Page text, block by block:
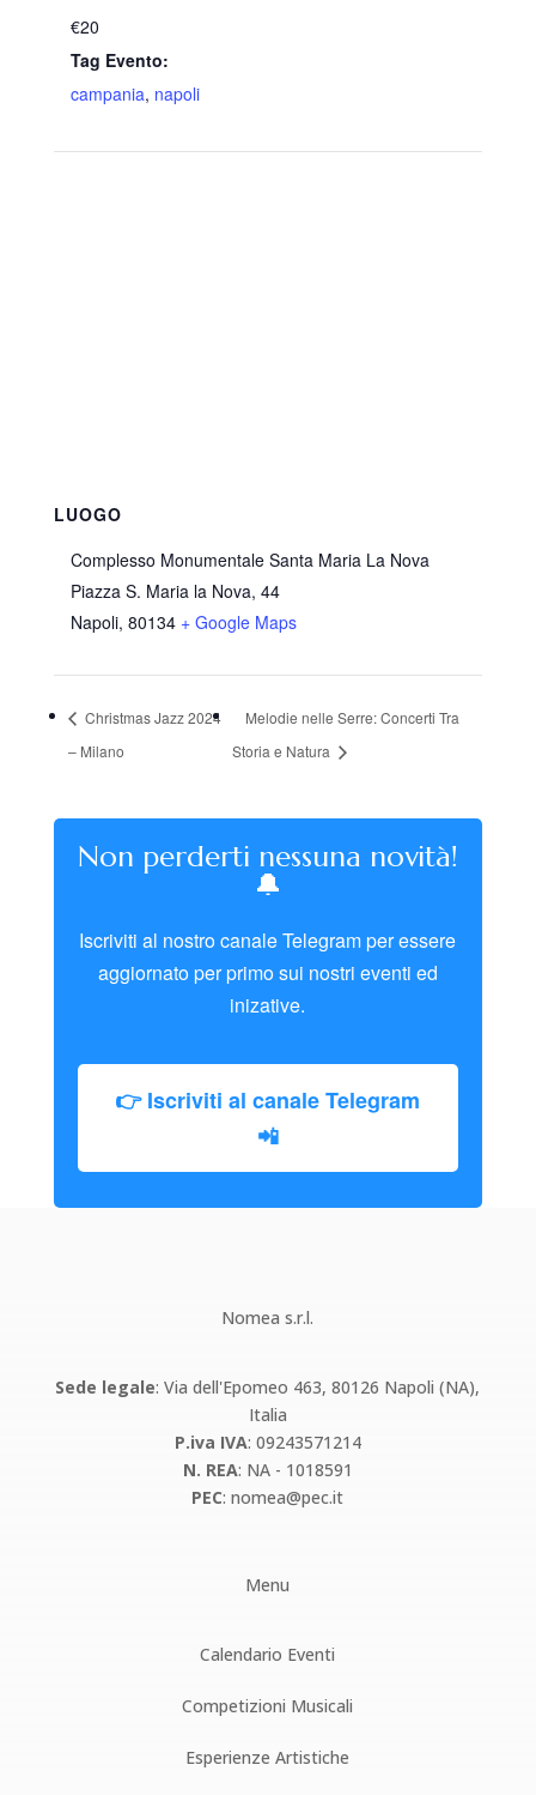
€20
Tag Evento:
campania, napoli
LUOGO
Complesso Monumentale Santa Maria La Nova
Piazza S. Maria la Nova, 44
Napoli, 80134 + Google Maps
Christmas Jazz 2024
– Milano
Melodie nelle Serre: Concerti Tra
Storia e Natura
Non perderti nessuna novità!
🔔
Iscriviti al nostro canale Telegram per essere
aggiornato per primo sui nostri eventi ed
inizative.
👉 Iscriviti al canale Telegram
📲
Nomea s.r.l.
Sede legale: Via dell'Epomeo 463, 80126 Napoli (NA),
Italia
P.iva IVA: 09243571214
N. REA: NA - 1018591
PEC:nomea@pec.it
Menu
Calendario Eventi
Competizioni Musicali
Esperienze Artistiche